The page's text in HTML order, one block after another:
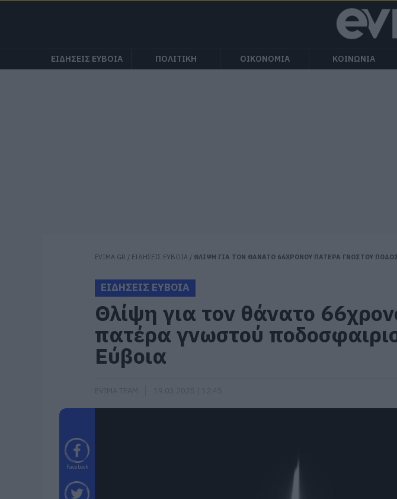
ΕΙΔΗΣΕΙΣ ΕΥΒΟΙΑ ΠΟΛΙΤΙΚΗ ΟΙΚΟΝΟΜΙΑ ΚΟΙΝΩΝΙΑ
EVIMA.GR / ΕΙΔΗΣΕΙΣ ΕΥΒΟΙΑ / ΘΛΙΨΗ ΓΙΑ ΤOΝ ΘΑΝΑΤΟ 66ΧΡΟΝΟΥ ΠΑΤΕΡΑ ΓΝΩΣΤΟΥ
ΕΙΔΗΣΕΙΣ ΕΥΒΟΙΑ
Θλίψη για τoν θάνατο
πατέρα γνωστού
Εύβοια
Facebook